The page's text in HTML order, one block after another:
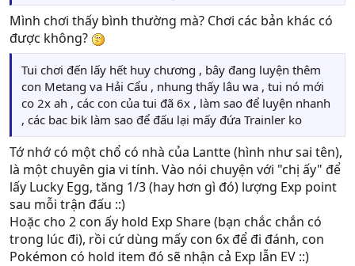
Mình chơi thấy bình thường mà? Chơi các bản khác có
được không?
Tui chơi đến lấy hết huy chương , bây đang luyện thêm
con Metang va Hải Cẩu , nhung thấy lâu wa , tui nó mới
co 2x ah , các con của tui đã 6x , làm sao để luyện nhanh
, các bac bik làm sao để đấu lại mấy đứa Trainler ko
Tớ nhớ có một chổ có nhà của Lantte (hình như sai tên),
là một chuyên gia vi tính. Vào nói chuyện với "chị ấy" để
lấy Lucky Egg, tăng 1/3 (hay hơn gì đó) lượng Exp point
sau mỗi trận đấu ::)
Hoặc cho 2 con ấy hold Exp Share (bạn chắc chắn có
trong lúc đi), rồi cứ dùng mấy con 6x để đi đánh, con
Pokémon có hold item đó sẽ nhận cả Exp lẫn EV ::)